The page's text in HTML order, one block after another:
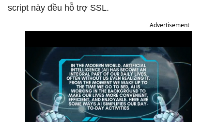
script này đều hỗ trợ SSL.
Advertisement